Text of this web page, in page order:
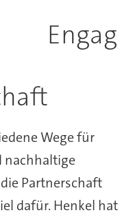
Engag
Wege für
nachhaltige
Partnerschaft
dafür. Henkel hat